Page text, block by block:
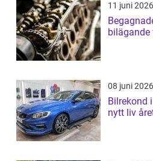
11 juni 2026
Begagnade
08 juni 2026
Bilrekond
nytt liv